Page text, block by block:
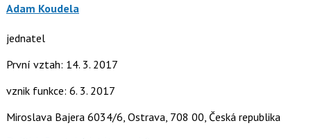
Adam Koudela
jednatel
První vztah: 14. 3. 2017
vznik funkce: 6. 3. 2017
Miroslava Bajera 6034/6, Ostrava, 708 00, Česká republika